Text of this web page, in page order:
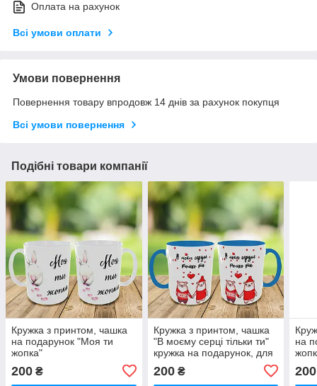
Оплата на рахунок
Всі умови оплати
Умови повернення
Повернення товару впродовж 14 днів за рахунок покупця
Всі умови повернення
Подібні товари компанії
Кружка з принтом, чашка
на подарунок "Моя ти
жопка"
200 ₴
Кружка з принтом, чашка
"В моєму серці тільки ти"
кружка на подарунок, для
200₴
на
200